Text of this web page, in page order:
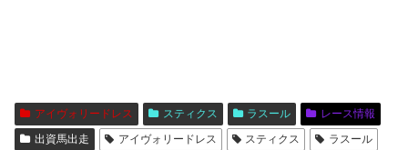
アイヴォリードレス スティクス ラスール
レース情報
出資馬出走
アイヴォリードレス スティクス ラスール